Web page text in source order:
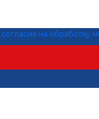
согласие на обработку